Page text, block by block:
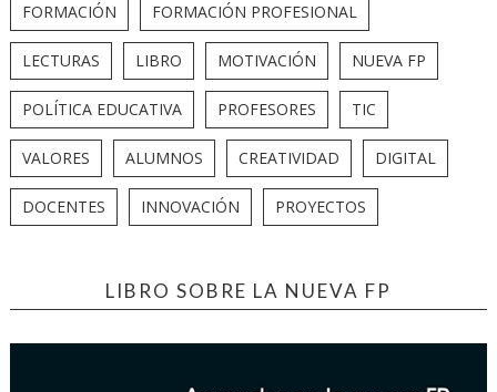
FORMACIÓN FORMACIÓN PROFESIONAL
LECTURAS LIBRO MOTIVACIÓN NUEVA FP
POLÍTICA EDUCATIVA PROFESORES TIC
VALORES ALUMNOS CREATIVIDAD DIGITAL
DOCENTES INNOVACIÓN PROYECTOS
LIBRO SOBRE LA NUEVA FP